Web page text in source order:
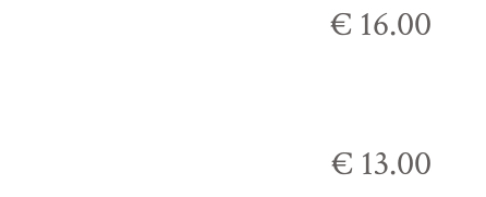
€ 16.00
€ 13.00